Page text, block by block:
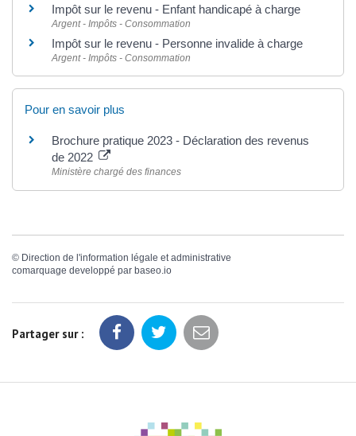
Impôt sur le revenu - Enfant handicapé à charge
Argent - Impôts - Consommation
Impôt sur le revenu - Personne invalide à charge
Argent - Impôts - Consommation
Pour en savoir plus
Brochure pratique 2023 - Déclaration des revenus
de 2022
Ministère chargé des finances
© Direction de l'information légale et administrative
comarquage developpé par baseo.io
Partager sur :